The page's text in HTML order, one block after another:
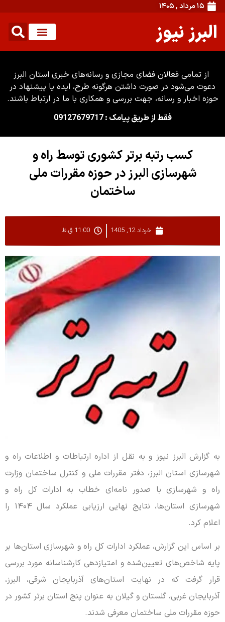
۱۵ مرداد , ۱۴۰۵
البرز نیوز
از تمامی فعالان فضای مجازی و رسانه‌های خبری استان البرز
دعوت می‌شود در صورت داشتن هرگونه طرح، ایده یا پیشنهاد در
حوزه اخبار و رسانه، جهت بررسی و همکاری با ما در ارتباط باشند.
فقط از طریق پیامک : 09127679717
کسب رتبه برتر کشوری توسط راه و
شهرسازی البرز در حوزه مقررات ملی
ساختمان
خرداد 12, 1405 11:00 ق.ظ
به گزارش البرز نیوز و به نقل از اداره ارتباطات و اطلاعات راه و
شهرسازی استان البرز، دفتر مقررات ملی و کنترل ساختمان وزارت
راه و شهرسازی با صدور نامه‌ای خطاب به ادارات کل راه و
شهرسازی استان‌ها، نتایج نهایی ارزیابی عملکرد سال ۱۴۰۴ را
اعلام کرد.
بر اساس این گزارش، عملکرد ادارات کل راه و شهرسازی استان‌ها بر
پایه شاخص‌های تعیین‌شده و امتیازدهی کارشناسانه مورد بررسی
قرار گرفت که در نهایت استان‌های آذربایجان شرقی، البرز،
آذربایجان غربی، گلستان و گیلان به عنوان پنج استان برتر کشور در
حوزه مقررات ملی ساختمان معرفی شدند.